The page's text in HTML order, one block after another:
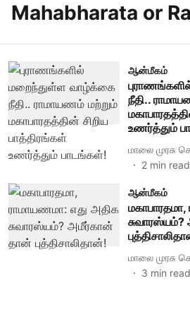
Mahabharata or
ஆன்மீகம்
நீதி..
உணர்த்தும்
மாலை முரசு
2 min read
ஆன்மீகம்
மாலை முரசு
3 min read